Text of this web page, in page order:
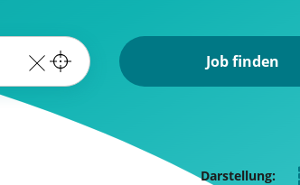
Job finden
Darstellung: